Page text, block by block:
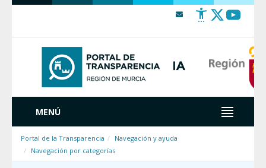
Saltar al contenido
MENÚ
Portal de la Transparencia
Navegación y ayuda
Navegación por categorías